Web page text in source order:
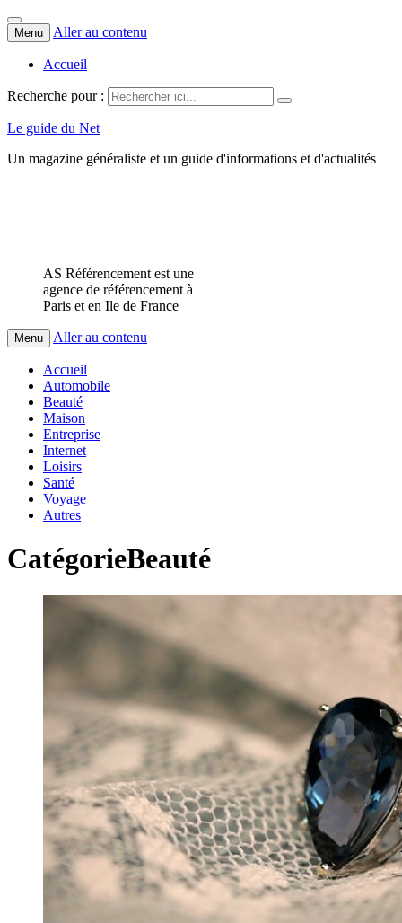
Menu Aller au contenu
Accueil
Recherche pour :
Le guide du Net
Un magazine généraliste et un guide d'informations et d'actualités
AS Référencement est une
agence de référencement à
Paris et en Ile de France
Menu Aller au contenu
Accueil
Automobile
Beauté
Maison
Entreprise
Internet
Loisirs
Santé
Voyage
Autres
CatégorieBeauté